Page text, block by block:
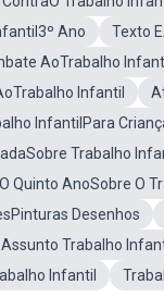
Ano
Texto
AoTrabalho
Infantil
InfantilPara
Trabalho
Quinto AnoSobre O
Desenhos
Trabalho
Infantil